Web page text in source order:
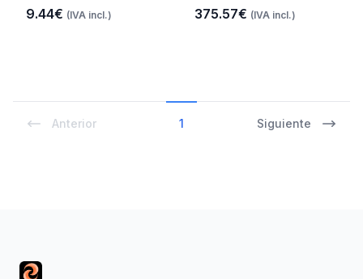
9.44€ (IVA incl.) 375.57€ (IVA incl.)
Anterior 1 Siguiente